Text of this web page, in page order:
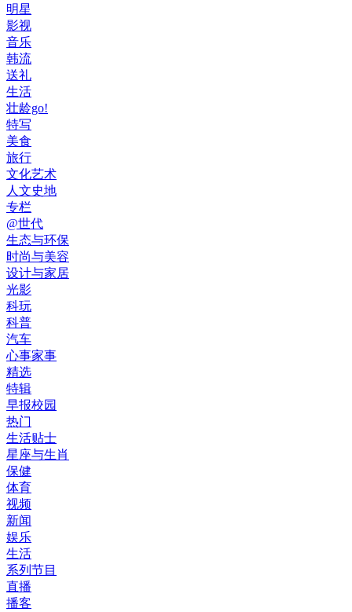
明星
影视
音乐
韩流
送礼
生活
壮龄go!
特写
美食
旅行
文化艺术
人文史地
专栏
@世代
生态与环保
时尚与美容
设计与家居
光影
科玩
科普
汽车
心事家事
精选
特辑
早报校园
热门
生活贴士
星座与生肖
保健
体育
视频
新闻
娱乐
生活
系列节目
直播
播客